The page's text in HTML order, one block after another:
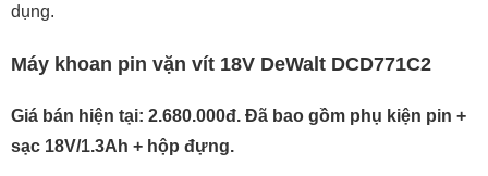
dụng.
Máy khoan pin vặn vít 18V DeWalt DCD771C2
Giá bán hiện tại: 2.680.000đ. Đã bao gồm phụ kiện pin +
sạc 18V/1.3Ah + hộp đựng.